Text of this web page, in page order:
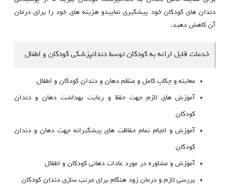
دندان های کودکان خود پیشگیری نماییدو هزینه های خود را برای درمان
آن کاهش دهید.
خدمات قابل ارائه به کودکان توسط دندانپزشکی کودکان و اطفال
معاینه و چکاپ کامل و منظم دهان و دندان کودکان و اطفال
آموزش های لازم جهت حفظ و رعایت بهداشت دهان و دندان
کودکان
آموزش و انجام تمام حفاظت های پیشگیرانه جهت دهان و دندان
کودکان
آموزش و مشاوره در مورد عادات دهانی کودکان و اطفال
بررسی لازم و درمان زود هنگام برای مرتب سازی دندان کودکان